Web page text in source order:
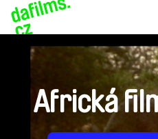
Africká